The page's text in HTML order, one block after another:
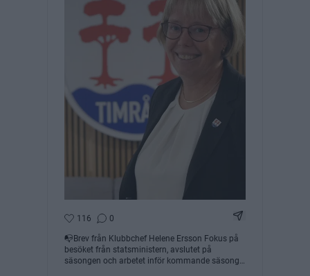
116 0 Dela
📭Brev från Klubbchef Helene Ersson Fokus på
besöket från statsministern, avslutet på
säsongen och arbetet inför kommande säsong.